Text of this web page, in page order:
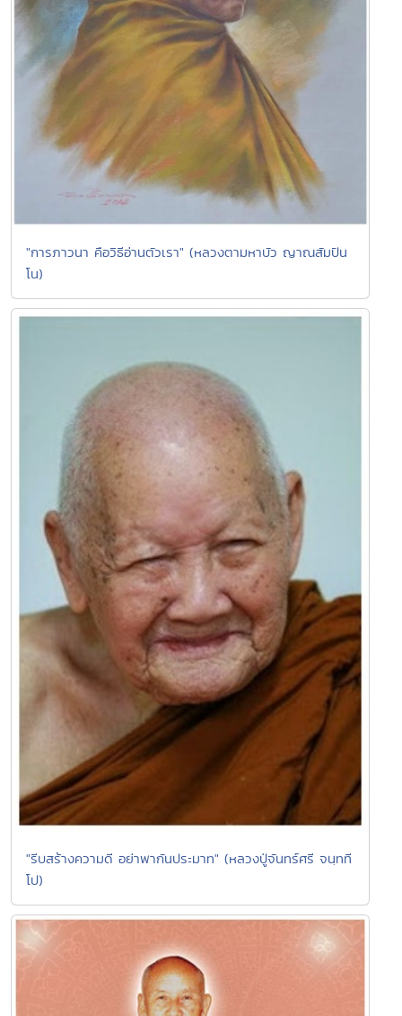
"การภาวนา คือวิธีอ่านตัวเรา" (หลวงตามหาบัว ญาณสัมปัน
โน)
"รีบสร้างความดี อย่าพากันประมาท" (หลวงปู่จันทร์ศรี จนฺทที
โป)